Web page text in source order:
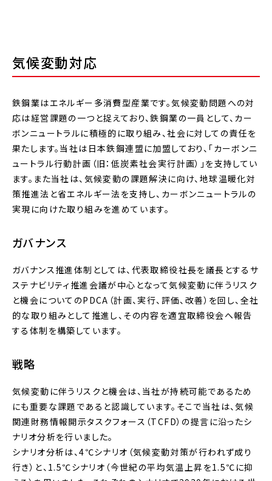
気候変動対応
鉄鋼業はエネルギー多消費型産業です。気候変動問題への対
応は経営課題の一つと捉えており、鉄鋼業の一員として、カー
ボンニュートラルに積極的に取り組み、社会に対しての責任を
果たします。当社は日本鉄鋼連盟に加盟しており、「カーボンニ
ュートラル行動計画（旧：低炭素社会実行計画）」を支持してい
ます。また当社は、気候変動の課題解決に向け、地球温暖化対
策推進法と省エネルギー法を支持し、カーボンニュートラルの
実現に向けた取り組みを進めています。
ガバナンス
ガバナンス推進体制としては、代表取締役社長を議長とするサ
ステナビリティ推進会議が中心となって気候変動に伴うリスク
と機会についてのPDCA（計画、実行、評価、改善）を回し、全社
的な取り組みとして推進し、その内容を適宜取締役会へ報告
する体制を構築しています。
戦略
気候変動に伴うリスクと機会は、当社が持続可能であるため
にも重要な課題であると認識しています。そこで当社は、気候
関連財務情報開示タスクフォース（TCFD）の提言に沿ったシ
ナリオ分析を行いました。
シナリオ分析は、4℃シナリオ（気候変動対策が行われず成り
行き）と、1.5℃シナリオ（今世紀の平均気温上昇を1.5℃に抑